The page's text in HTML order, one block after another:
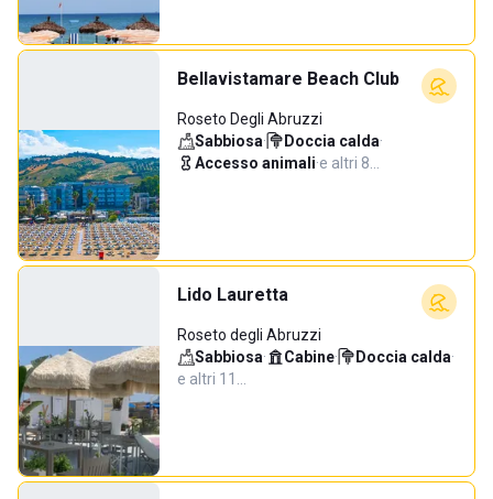
Bellavistamare Beach Club
Roseto Degli Abruzzi
Sabbiosa· Doccia calda·
Accesso animali·e altri 8…
Lido Lauretta
Roseto degli Abruzzi
Sabbiosa· Cabine· Doccia calda·
e altri 11…